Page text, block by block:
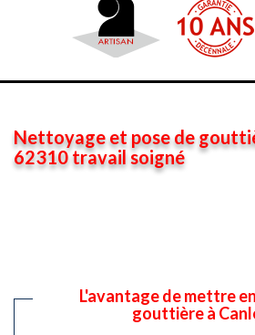
Nettoyage et pose de
62310 travail soigné
L'avantage de mettre
gouttière à